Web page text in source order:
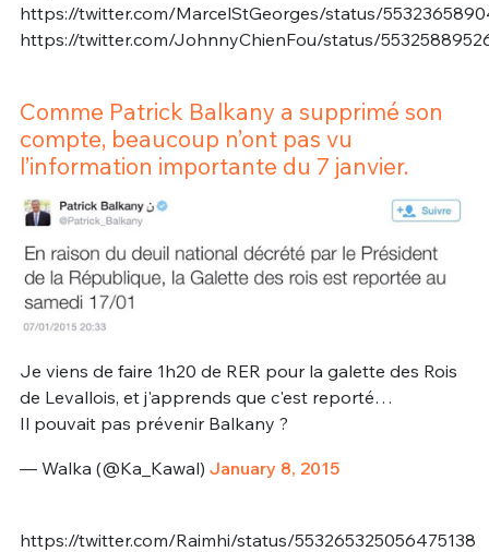
https://twitter.com/MarcelStGeorges/status/
https://twitter.com/JohnnyChienFou/status/
Comme Patrick Balkany a supprimé son
compte, beaucoup n’ont pas vu
l’information importante du 7 janvier.
Je viens de faire 1h20 de RER pour la galette des Rois
de Levallois, et j'apprends que c'est reporté…
Il pouvait pas prévenir Balkany ?
— Walka (@Ka_Kawal) January 8, 2015
https://twitter.com/Raimhi/status/553265325056475138